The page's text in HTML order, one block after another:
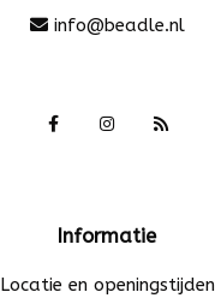
info@beadle.nl
Informatie
Locatie en openingstijden